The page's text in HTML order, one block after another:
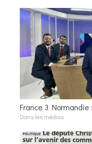
France 3
Dans les médias